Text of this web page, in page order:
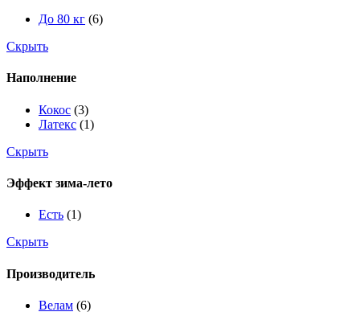
До 80 кг (6)
Скрыть
Наполнение
Кокос (3)
Латекс (1)
Скрыть
Эффект зима-лето
Есть (1)
Скрыть
Производитель
Велам (6)